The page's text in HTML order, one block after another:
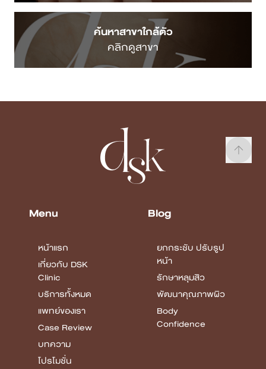
ค้นหาสาขาใกล้ตัว
คลิกดูสาขา
Menu
หน้าแรก
เกี่ยวกับ DSK
Clinic
บริการทั้งหมด
แพทย์ของเรา
Case Review
บทความ
โปรโมชั่น
Blog
ยกกระชับ ปรับรูป
หน้า
รักษาหลุมสิว
พัฒนาคุณภาพผิว
Body
Confidence